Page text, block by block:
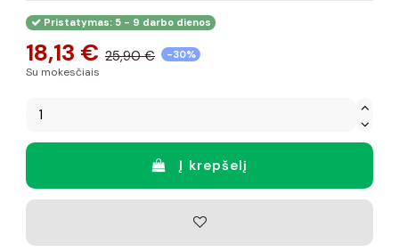
Pristatymas: 5 - 9 darbo dienos
18,13 € 25,90 € -30%
Su mokesčiais
Į krepšelį